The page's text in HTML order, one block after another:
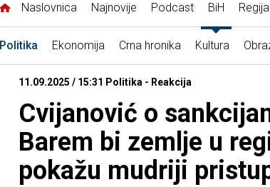
Naslovnica Najnovije Podcast BiH Regija
Politika Ekonomija Crna hronika Kultura
11.09.2025 / 15:31 Politika - Reakcija
Cvijanović o
Barem bi zemlje u
pokažu mudriji